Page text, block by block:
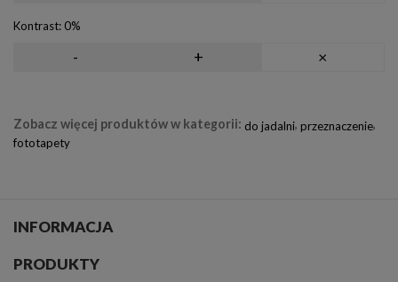
Kontrast: 0%
- + ×
Zobacz więcej produktów w kategorii: do jadalni, przeznaczenie,
fototapety
INFORMACJA
PRODUKTY